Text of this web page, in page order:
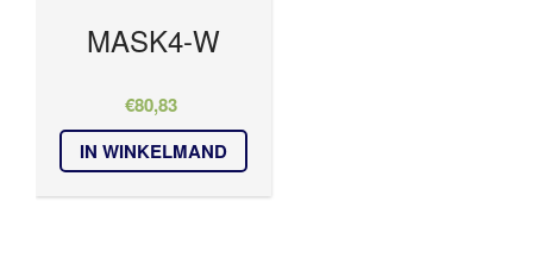
MASK4-W
€80,83
IN WINKELMAND